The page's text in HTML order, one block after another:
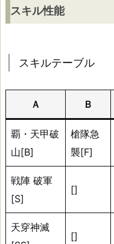
性
ス
ル
テ
ブ
初
スキル性能
スキルテーブル
Ａ Ｂ
覇・天甲破
山[B]
槍隊急
襲[F]
戦陣 破軍
[S]
[]
天穿神滅
[]